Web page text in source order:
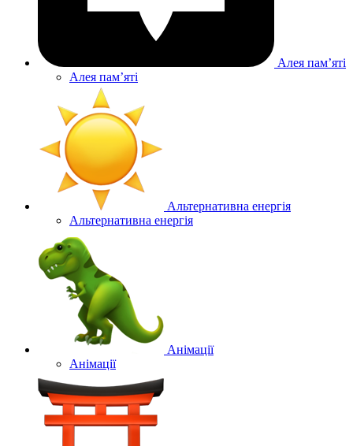
Алея памʼяті
Алея памʼяті
Альтернативна енергія
Альтернативна енергія
Анімації
Анімації